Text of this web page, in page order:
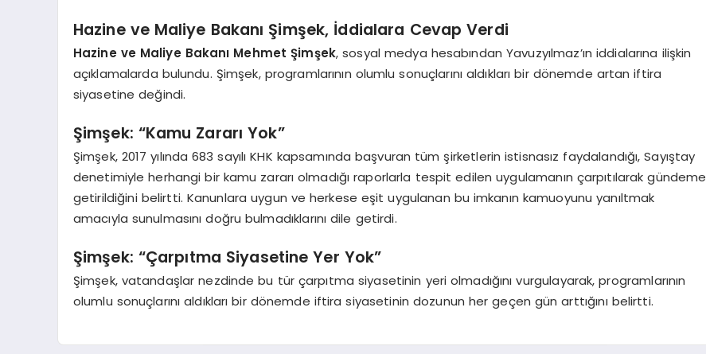
Hazine ve Maliye Bakanı Şimşek, İddialara Cevap Verdi
Hazine ve Maliye Bakanı Mehmet Şimşek, sosyal medya hesabından Yavuzyılmaz’ın iddialarına ilişkin
açıklamalarda bulundu. Şimşek, programlarının olumlu sonuçlarını aldıkları bir dönemde artan iftira
siyasetine değindi.
Şimşek: “Kamu Zararı Yok”
Şimşek, 2017 yılında 683 sayılı KHK kapsamında başvuran tüm şirketlerin istisnasız faydalandığı, Sayıştay
denetimiyle herhangi bir kamu zararı olmadığı raporlarla tespit edilen uygulamanın çarpıtılarak gündeme
getirildiğini belirtti. Kanunlara uygun ve herkese eşit uygulanan bu imkanın kamuoyunu yanıltmak
amacıyla sunulmasını doğru bulmadıklarını dile getirdi.
Şimşek: “Çarpıtma Siyasetine Yer Yok”
Şimşek, vatandaşlar nezdinde bu tür çarpıtma siyasetinin yeri olmadığını vurgulayarak, programlarının
olumlu sonuçlarını aldıkları bir dönemde iftira siyasetinin dozunun her geçen gün arttığını belirtti.